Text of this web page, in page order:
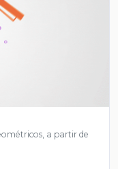
a partir de